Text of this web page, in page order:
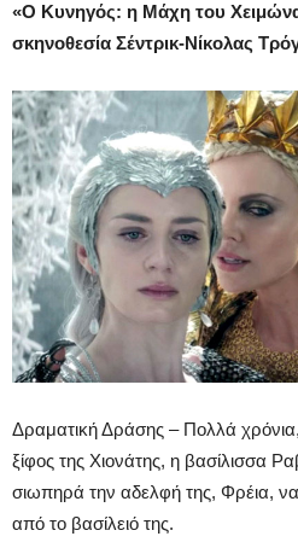
«Ο Κυνηγός: η Μάχη του
σκηνοθεσία Σέντρικ-Νίκολας
Δραματική Δράσης – Πολλά
ξίφος της Χιονάτης, η βασίλισσα
σιωπηρά την αδελφή της, Φρέια, να
από το βασίλειό της.